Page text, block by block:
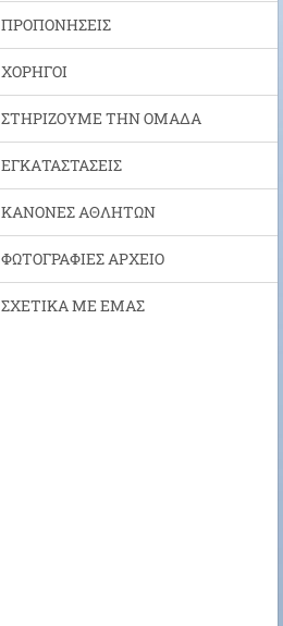
ΠΡΟΠΟΝΗΣΕΙΣ
ΧΟΡΗΓΟΙ
ΣΤΗΡΙΖΟΥΜΕ ΤΗΝ ΟΜΑΔΑ
ΕΓΚΑΤΑΣΤΑΣΕΙΣ
ΚΑΝΟΝΕΣ ΑΘΛΗΤΩΝ
ΦΩΤΟΓΡΑΦΙΕΣ ΑΡΧΕΙΟ
ΣΧΕΤΙΚΑ ΜΕ ΕΜΑΣ